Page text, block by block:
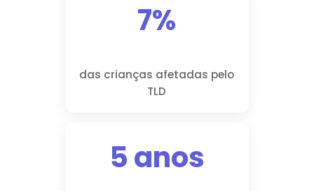
7%
das crianças afetadas pelo
TLD
5 anos